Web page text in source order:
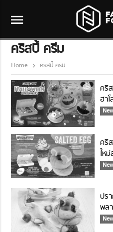
menu
คริสปี้ ครีม
Home คริสปี้ ครีม
คริ
ฮา
หล
คริ
ให
โด
ปร
พล
เบ